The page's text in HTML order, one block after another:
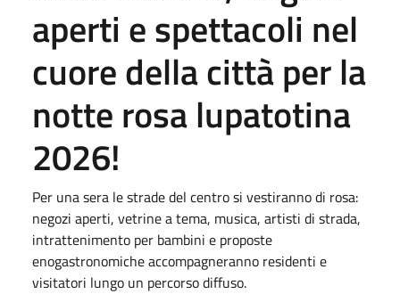
aperti e spettacoli nel
cuore della città per la
notte rosa lupatotina
2026!
Per una sera le strade del centro si vestiranno di rosa:
negozi aperti, vetrine a tema, musica, artisti di strada,
intrattenimento per bambini e proposte
enogastronomiche accompagneranno residenti e
visitatori lungo un percorso diffuso.